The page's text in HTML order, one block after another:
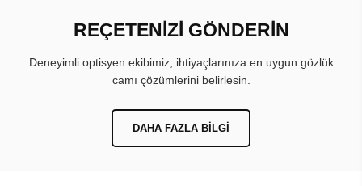
REÇETENİZİ GÖNDERİN
Deneyimli optisyen ekibimiz, ihtiyaçlarınıza en uygun gözlük
camı çözümlerini belirlesin.
DAHA FAZLA BILGI